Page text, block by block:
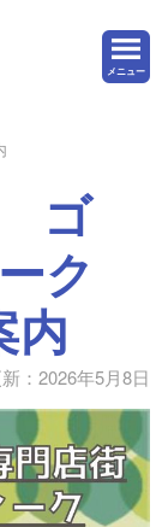
メニュー
ゴ
ク
内
：2026年5月8日